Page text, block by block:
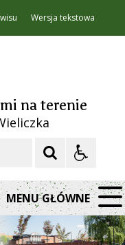
Wersja tekstowa
na terenie
MENU GŁÓWNE